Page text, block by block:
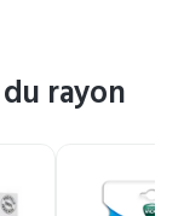
rayon